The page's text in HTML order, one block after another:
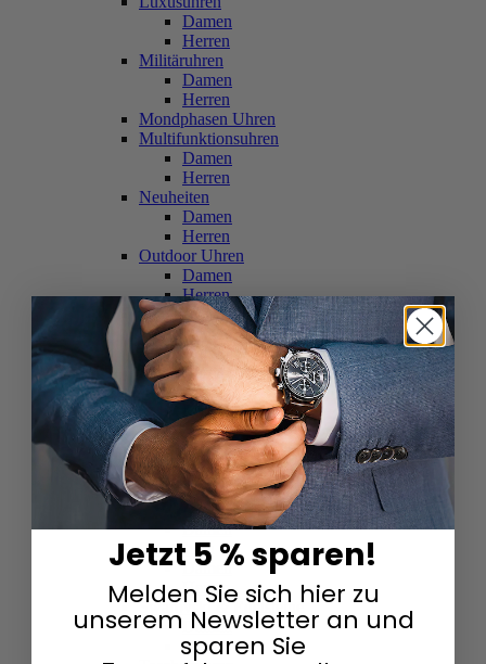
Damen
Herren
Militäruhren
Damen
Herren
Mondphasen Uhren
Multifunktionsuhren
Damen
Herren
Neuheiten
Damen
Herren
Outdoor Uhren
Damen
Herren
Schweizer Uhren
Damen
Herren
Skelettuhren
Damen
Herren
Smartwatches
Damen
Herren
Solaruhren
Herren
Damen
Sportuhren
Damen
Herren
Swarovski & Edelsteine
Damen
Herren
Jetzt 5 % sparen!
Melden Sie sich hier zu
unserem Newsletter an und
sparen Sie